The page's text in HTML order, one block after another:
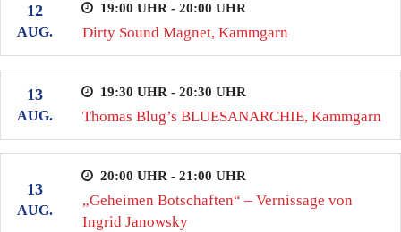
12
AUG.
19:00 UHR - 20:00 UHR
Dirty Sound Magnet, Kammgarn
13
AUG.
19:30 UHR - 20:30 UHR
Thomas Blug’s BLUESANARCHIE, Kammgarn
13
AUG.
20:00 UHR - 21:00 UHR
„Geheimen Botschaften“ – Vernissage von
Ingrid Janowsky